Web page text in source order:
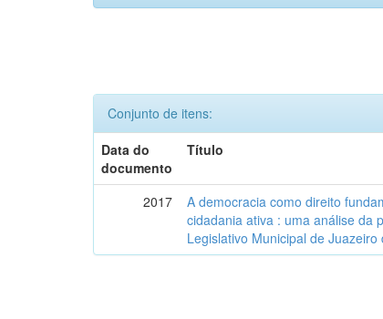
Conjunto de itens:
Data do
documento
Título
2017
A democracia como direito
cidadania ativa : uma análise da
Legislativo Municipal de